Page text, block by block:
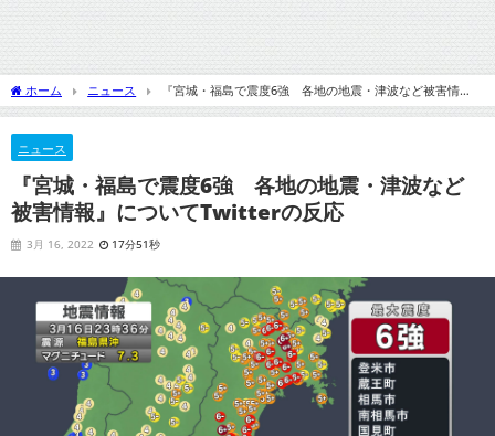
ホーム ニュース
『宮城・福島で震度6強 各地の地震・津波など被害情
報』についてTwitterの反応
ニュース
『宮城・福島で震度6強 各地の地震・津波など
被害情報』についてTwitterの反応
3月 16, 2022 17分51秒